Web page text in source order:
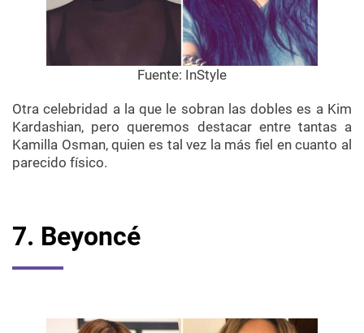
Fuente: InStyle
Otra celebridad a la que le sobran las dobles es a Kim
Kardashian, pero queremos destacar entre tantas a
Kamilla Osman, quien es tal vez la más fiel en cuanto al
parecido físico.
7. Beyoncé